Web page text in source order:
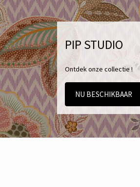
PIP STUDIO
Ontdek onze collectie !
NU BESCHIKBAAR